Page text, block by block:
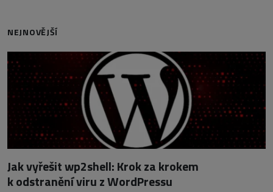
NEJNOVĚJŠÍ
Jak vyřešit wp2shell: Krok za krokem
k odstranění viru z WordPressu